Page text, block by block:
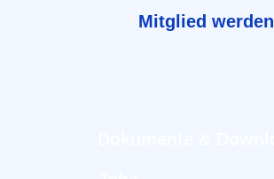
Mitglied werden